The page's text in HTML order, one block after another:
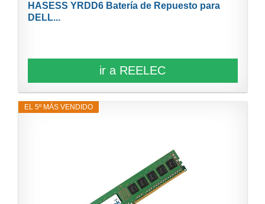
HASESS YRDD6 Batería de Repuesto para
DELL...
ir a REELEC
EL 5º MÁS VENDIDO